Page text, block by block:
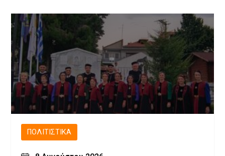
ΠΟΛΙΤΙΣΤΙΚΆ